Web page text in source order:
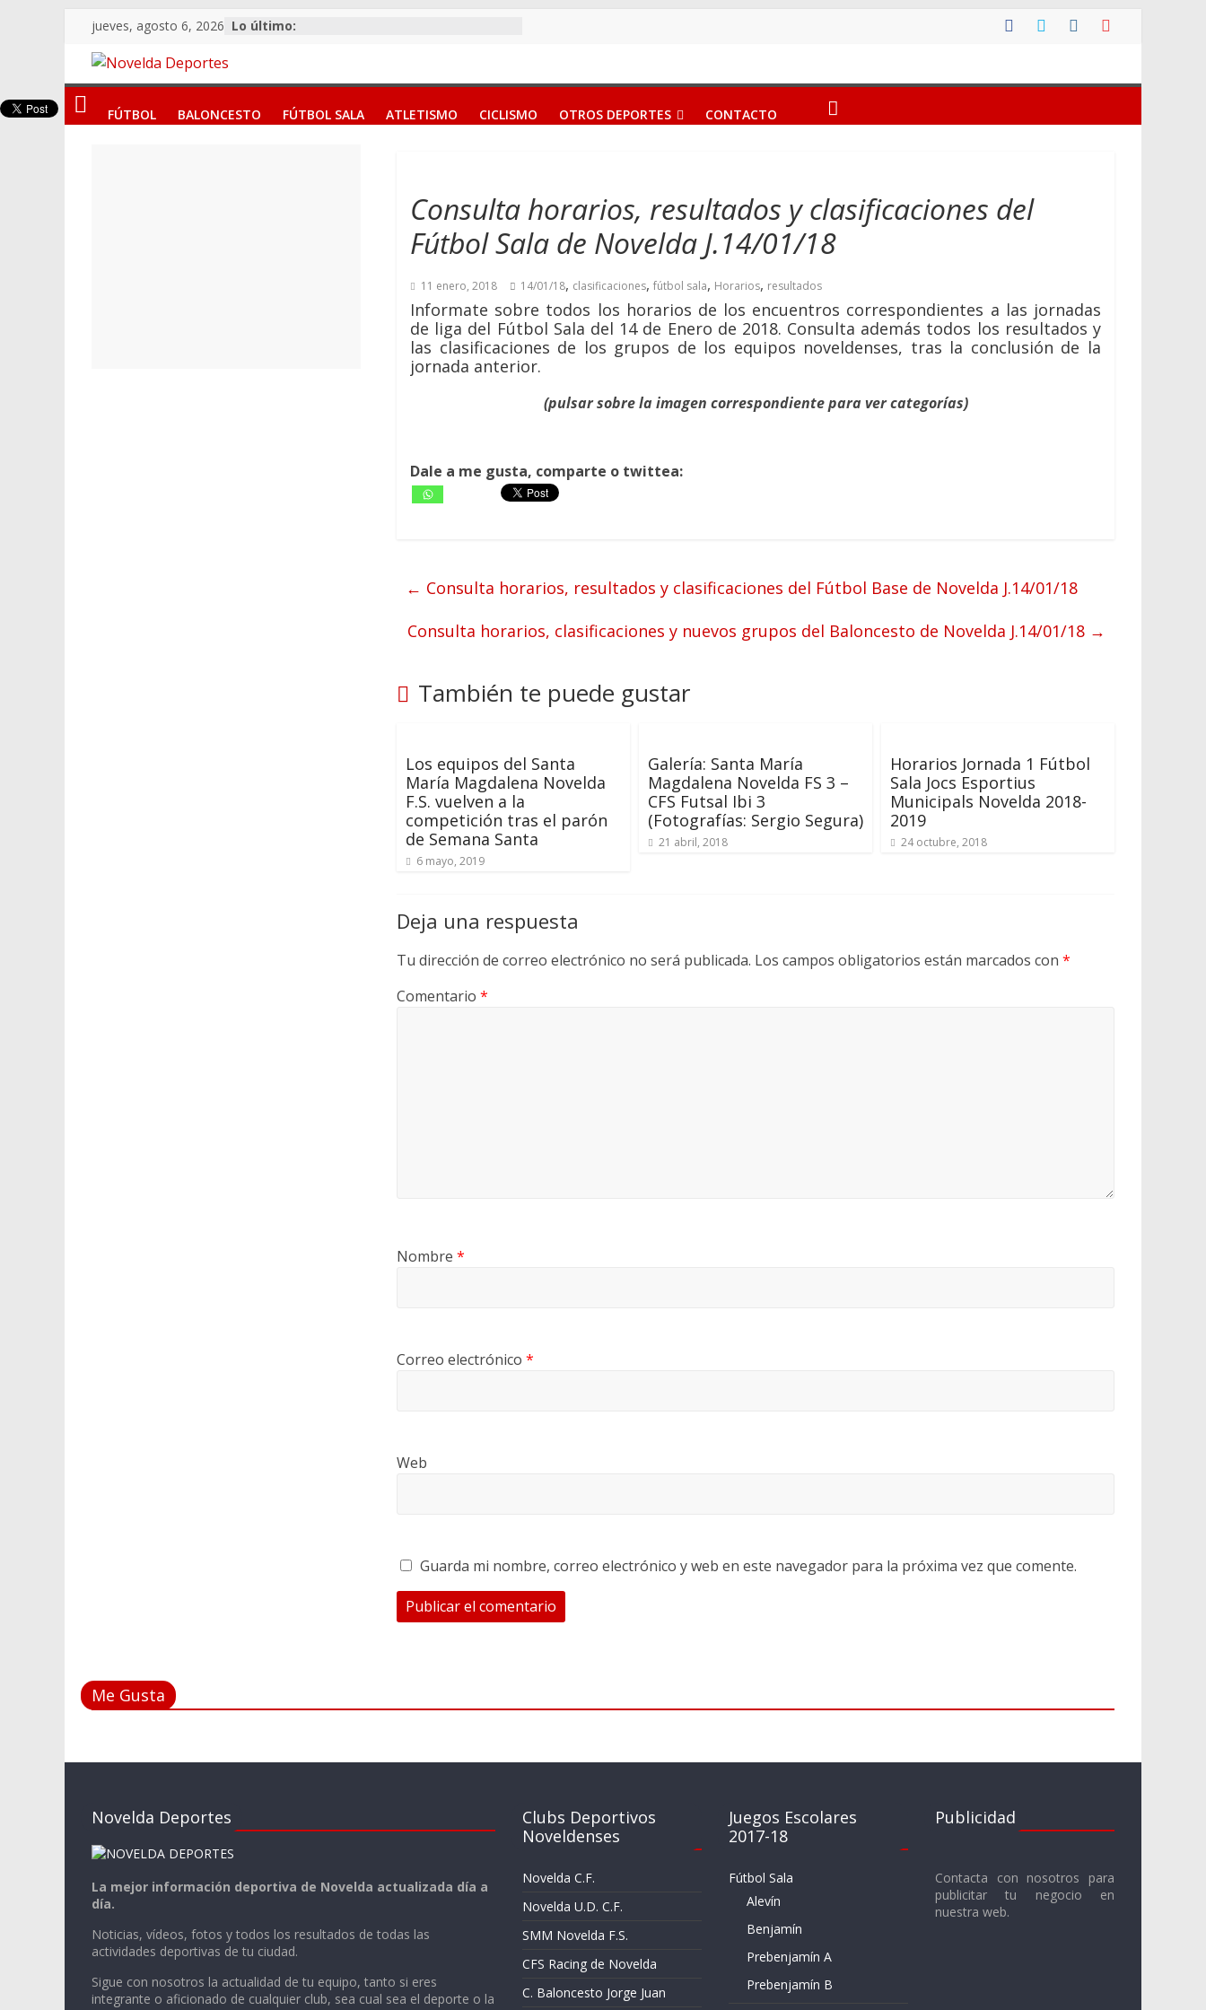
Saltar
contenido
jueves, agosto 6, 2026 Lo último:
Novelda
Deportes
FÚTBOL BALONCESTO FÚTBOL SALA ATLETISMO CICLISMO OTROS DEPORTES CONTACTO
Consulta horarios, resultados y clasificaciones del
Fútbol Sala de Novelda J.14/01/18
11 enero, 2018 14/01/18, clasificaciones, fútbol sala, Horarios, resultados
Informate sobre todos los horarios de los encuentros correspondientes a las jornadas
de liga del Fútbol Sala del 14 de Enero de 2018. Consulta además todos los resultados y
las clasificaciones de los grupos de los equipos noveldenses, tras la conclusión de la
jornada anterior.
(pulsar sobre la imagen correspondiente para ver categorías)
Dale a me gusta, comparte o twittea:
← Consulta horarios, resultados y clasificaciones del Fútbol Base de Novelda J.14/01/18
Consulta horarios, clasificaciones y nuevos grupos del Baloncesto de Novelda J.14/01/18 →
También te puede gustar
Los equipos del Santa
María Magdalena Novelda
F.S. vuelven a la
competición tras el parón
de Semana Santa
6 mayo, 2019
Galería: Santa María
Magdalena Novelda FS 3 –
CFS Futsal Ibi 3
(Fotografías: Sergio Segura)
21 abril, 2018
Horarios Jornada 1 Fútbol
Sala Jocs Esportius
Municipals Novelda 2018-
2019
24 octubre, 2018
Deja una respuesta
Tu dirección de correo electrónico no será publicada. Los campos obligatorios están marcados con *
Comentario *
Nombre *
Correo electrónico *
Web
Guarda mi nombre, correo electrónico y web en este navegador para la próxima vez que comente.
Me Gusta
Novelda Deportes
La mejor información deportiva de Novelda actualizada día a
día.
Noticias, vídeos, fotos y todos los resultados de todas las
actividades deportivas de tu ciudad.
Sigue con nosotros la actualidad de tu equipo, tanto si eres
integrante o aficionado de cualquier club, sea cual sea el deporte o la
Clubs Deportivos
Noveldenses
Novelda C.F.
Novelda U.D. C.F.
SMM Novelda F.S.
CFS Racing de Novelda
C. Baloncesto Jorge Juan
Juegos Escolares
2017-18
Fútbol Sala
Alevín
Benjamín
Prebenjamín A
Prebenjamín B
Publicidad
Contacta con nosotros para
publicitar tu negocio en
nuestra web.